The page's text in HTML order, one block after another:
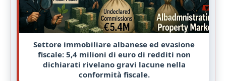
Settore immobiliare albanese ed evasione
fiscale: 5,4 milioni di euro di redditi non
dichiarati rivelano gravi lacune nella
conformità fiscale.